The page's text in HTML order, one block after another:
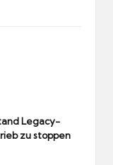
Legacy-
zu stoppen